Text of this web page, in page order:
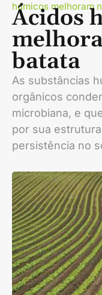
húmicos melhoram
Ácidos
batata
As substâncias
orgânicos
microbiana, e
por sua
persistência no